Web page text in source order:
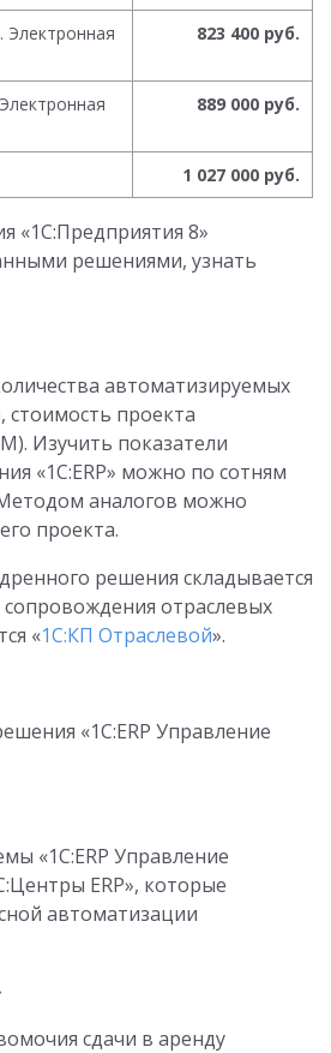
Электронная
823 400 руб.
889 000 руб.
1 027 000 руб.
«1С:Предприятия 8»
решениями, узнать
автоматизируемых
стоимость проекта
Изучить показатели
«1С:ERP» можно по сотням
аналогов можно
проекта.
решения складывается
сопровождения отраслевых
«1С:КП Отраслевой».
«1С:ERP Управление
«1С:ERP Управление
ERP», которые
автоматизации
сдачи в аренду